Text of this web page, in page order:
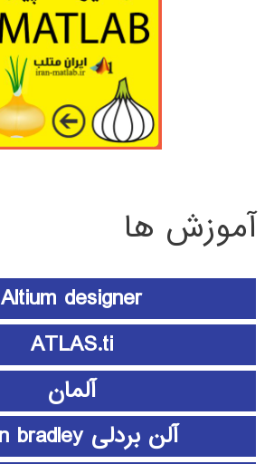
آموزش ها
Altium designer
ATLAS.ti
آلمان
آلن بردلی Allen bradley